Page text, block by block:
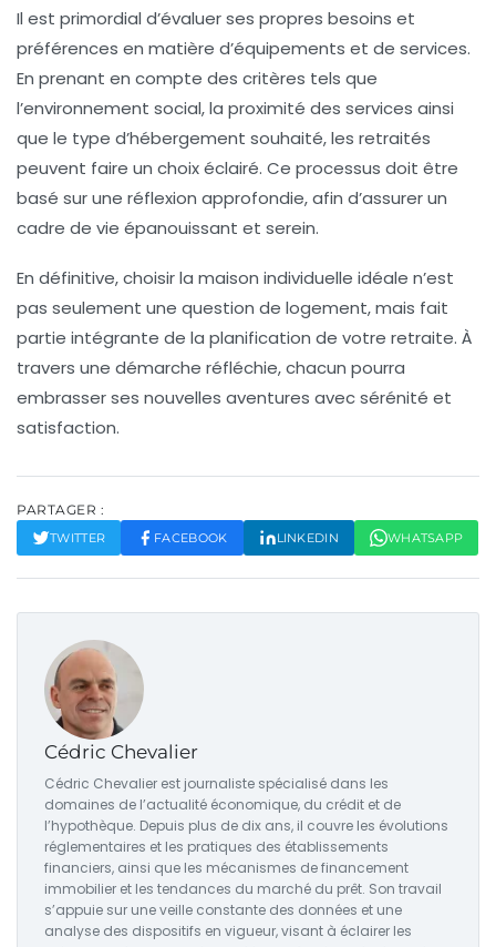
Il est primordial d’évaluer ses propres besoins et
préférences en matière d’équipements et de services.
En prenant en compte des critères tels que
l’environnement social, la proximité des services ainsi
que le type d’hébergement souhaité, les retraités
peuvent faire un choix éclairé. Ce processus doit être
basé sur une réflexion approfondie, afin d’assurer un
cadre de vie épanouissant et serein.
En définitive, choisir la maison individuelle idéale n’est
pas seulement une question de logement, mais fait
partie intégrante de la planification de votre retraite. À
travers une démarche réfléchie, chacun pourra
embrasser ses nouvelles aventures avec sérénité et
satisfaction.
PARTAGER :
TWITTER FACEBOOK LINKEDIN WHATSAPP
Cédric Chevalier
Cédric Chevalier est journaliste spécialisé dans les
domaines de l’actualité économique, du crédit et de
l’hypothèque. Depuis plus de dix ans, il couvre les évolutions
réglementaires et les pratiques des établissements
financiers, ainsi que les mécanismes de financement
immobilier et les tendances du marché du prêt. Son travail
s’appuie sur une veille constante des données et une
analyse des dispositifs en vigueur, visant à éclairer les